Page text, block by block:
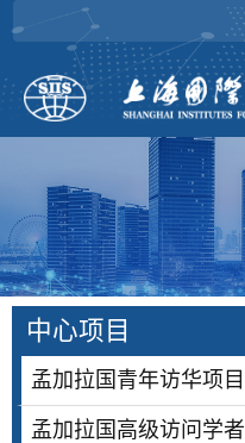
中心项目
孟加拉国青年访华项目
孟加拉国高级访问学者